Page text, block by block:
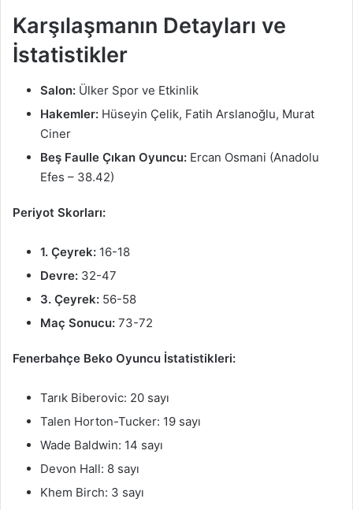
Karşılaşmanın Detayları ve
İstatistikler
Salon: Ülker Spor ve Etkinlik
Hakemler: Hüseyin Çelik, Fatih Arslanoğlu, Murat
Ciner
Beş Faulle Çıkan Oyuncu: Ercan Osmani (Anadolu
Efes – 38.42)
Periyot Skorları:
1. Çeyrek: 16-18
Devre: 32-47
3. Çeyrek: 56-58
Maç Sonucu: 73-72
Fenerbahçe Beko Oyuncu İstatistikleri:
Tarık Biberovic: 20 sayı
Talen Horton-Tucker: 19 sayı
Wade Baldwin: 14 sayı
Devon Hall: 8 sayı
Khem Birch: 3 sayı